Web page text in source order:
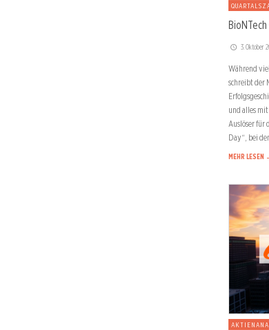
3. Oktober
Während
schreibt der
und alles
Auslöser für
Day“, bei
MEHR LESEN